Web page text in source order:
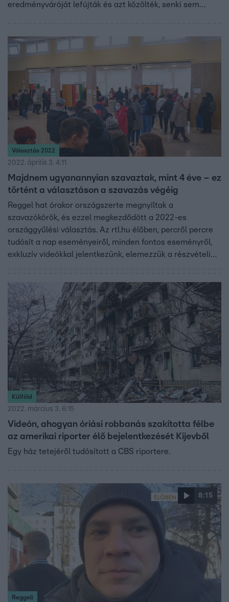
eredményváróját lefújták és azt közölték, senki sem
Berlint körbe vették az oroszok. Később azt mondta:
végre ki fogja aludni magát. A választási éjszakáról szóló
tudósításunkat itt olvashatja vissza.
Választás 2022
2022. április 3. 4:11
Majdnem ugyanannyian szavaztak, mint 4 éve – ez
történt a választáson a szavazás végéig
Reggel hat órakor országszerte megnyíltak a
szavazókörök, és ezzel megkezdődött a 2022-es
országgyűlési választás. Az rtl.hu élőben, percről percre
tudósít a nap eseményeiről, minden fontos eseményről,
exkluzív videókkal jelentkezünk, elemezzük a részvételi
rtl.hu-n lesz látható.
Külföld
2022. március 3. 6:15
Videón, ahogyan óriási robbanás szakította félbe
az amerikai riporter élő bejelentkezését Kijevből
Egy ház tetejéről tudósított a CBS riportere.
8:15
Reggeli